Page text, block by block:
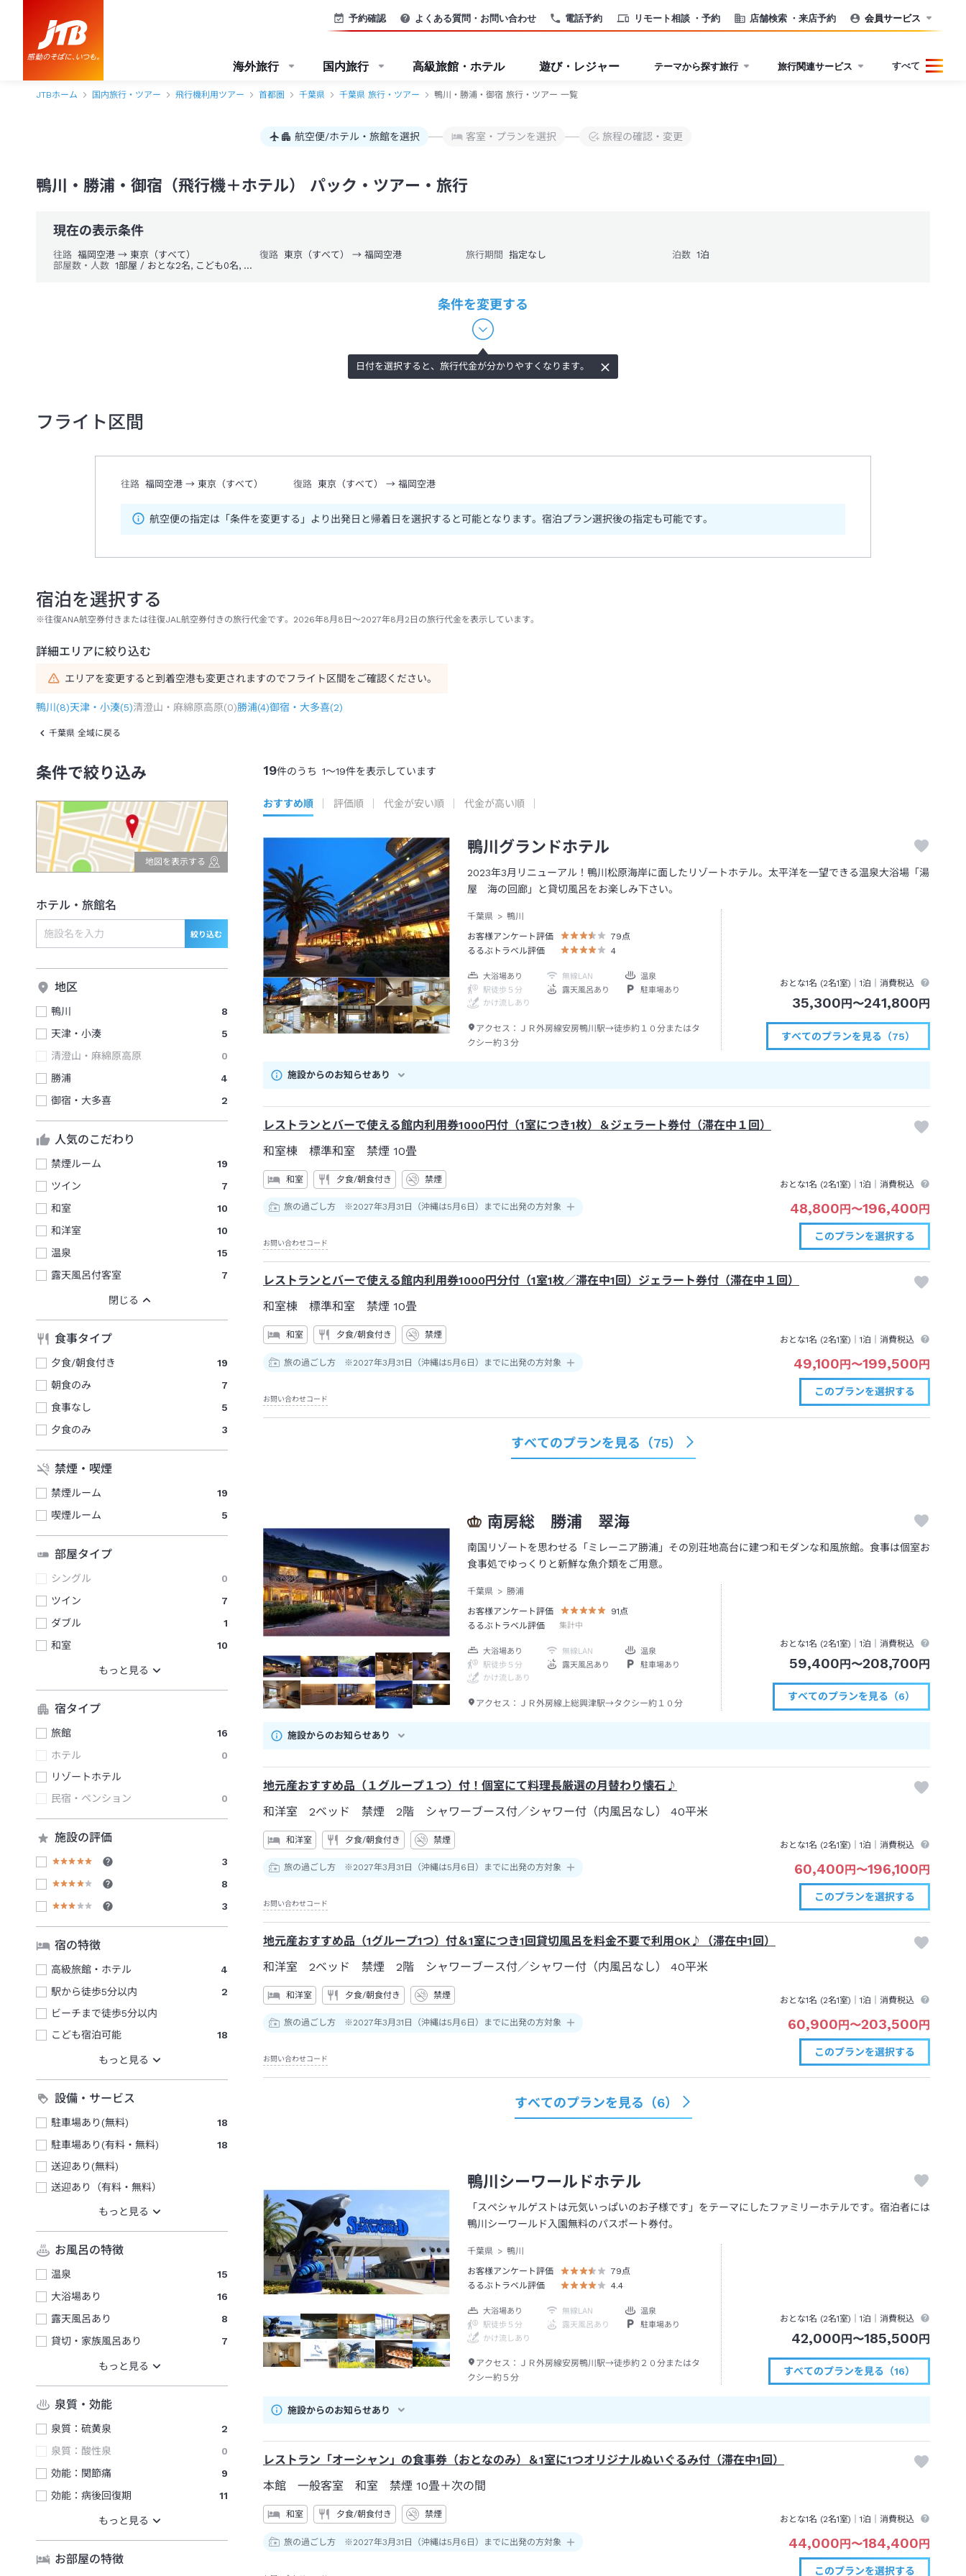
電話予約 リモート相談 ・予約 店舗検索 ・来店予約
予約確認 よくある質問・お問い合わせ 会員サービス
海外旅行 国内旅行 高級旅館・ホテル 遊び・レジャー テーマから探す旅行 旅行関連サービス すべて
JTBホーム 国内旅行・ツアー 飛行機利用ツアー 首都圏 千葉県 千葉県 旅行・ツアー 鴨川・勝浦・御宿 旅行・ツアー 一覧
航空便/ホテル・旅館を選択 客室・プランを選択 旅程の確認・変更
鴨川・勝浦・御宿（飛行機＋ホテル） パック・ツアー・旅行
現在の表示条件
往路 福岡空港 → 東京（すべて） 復路 東京（すべて） → 福岡空港 旅行期間 指定なし 泊数 1泊
部屋数・人数
1部屋 / おとな2名, こども0名, 幼児0名
日付を選択すると、旅行代金が分かりやすくなります。
フライト区間
往路 福岡空港→ 東京（すべて） 復路 東京（すべて） → 福岡空港
航空便の指定は「条件を変更する」より出発日と帰着日を選択すると可能となります。宿泊プラン選択後の指定も可能です。
宿泊を選択する
※往復ANA航空券付きまたは往復JAL航空券付きの旅行代金です。2026年8月8日～2027年8月2日の旅行代金を表示しています。
詳細エリアに絞り込む
エリアを変更すると到着空港も変更されますのでフライト区間をご確認ください。
鴨川 (8)天津・小湊(5)清澄山・麻綿原高原(0)勝浦(4)御宿・大多喜(2)
千葉県 全域に戻る
条件で絞り込み
地図を表示する
ホテル・旅館名
絞り込む
地区
鴨川
8
天津・小湊
5
清澄山・麻綿原高原
0
勝浦
4
御宿・大多喜
2
人気のこだわり
禁煙ルーム
19
ツイン
7
和室
10
和洋室
10
温泉
15
露天風呂付客室
7
食事タイプ
夕食/朝食付き
19
朝食のみ
7
食事なし
5
夕食のみ
3
禁煙・喫煙
禁煙ルーム
19
喫煙ルーム
5
部屋タイプ
シングル
0
ツイン
7
ダブル
1
和室
10
宿タイプ
旅館
16
ホテル
0
リゾートホテル
民宿・ペンション
0
施設の評価
3
8
3
宿の特徴
高級旅館・ホテル
4
駅から徒歩5分以内
2
ビーチまで徒歩5分以内
こども宿泊可能
18
設備・サービス
駐車場あり(無料)
18
駐車場あり(有料・無料)
18
送迎あり(無料)
送迎あり（有料・無料）
お風呂の特徴
温泉
15
大浴場あり
16
露天風呂あり
8
貸切・家族風呂あり
7
泉質・効能
泉質：硫黄泉
2
泉質：酸性泉
0
効能：関節痛
9
効能：病後回復期
11
お部屋の特徴
19件のうち 1～19件を表示しています
おすすめ順 評価順 代金が安い順 代金が高い順
鴨川グランドホテル
2023年3月リニューアル！鴨川松原海岸に面したリゾートホテル。太平洋を一望できる温泉大浴場「湯
屋 海の回廊」と貸切風呂をお楽しみ下さい。
千葉県
鴨川
お客様アンケート評価
79 点
るるぶトラベル評価
4
大浴場あり 無線LAN
温泉
駅徒歩５分
露天風呂あり
駐車場あり
かけ流しあり
アクセス： ＪＲ外房線安房鴨川駅→徒歩約１０分またはタ
クシー約３分
おとな1名 (2名1室)｜1泊 ｜消費税込
35,300 円 〜241,800 円
すべてのプランを見る（75）
施設からのお知らせあり
レストランとバーで使える館内利用券1000円付（1室につき1枚）＆ジェラート券付（滞在中１回）
和室棟 標準和室 禁煙 10畳
和室 夕食/朝食付き 禁煙
旅の過ごし方 ※2027年3月31日（沖縄は5月6日）までに出発の方対象
おとな1名 (2名1室)｜1泊 ｜消費税込
48,800円〜196,400円
お問い合わせコード
このプランを選択する
レストランとバーで使える館内利用券1000円分付（1室1枚／滞在中1回）ジェラート券付（滞在中１回）
和室棟 標準和室 禁煙 10畳
和室 夕食/朝食付き 禁煙
旅の過ごし方 ※2027年3月31日（沖縄は5月6日）までに出発の方対象
おとな1名 (2名1室)｜1泊 ｜消費税込
49,100 円 〜199,500 円
お問い合わせコード
このプランを選択する
すべてのプランを見る（75）
南房総 勝浦 翠海
南国リゾートを思わせる「ミレーニア勝浦」その別荘地高台に建つ和モダンな和風旅館。食事は個室お
食事処でゆっくりと新鮮な魚介類をご用意。
千葉県
勝浦
お客様アンケート評価
91 点
るるぶトラベル評価
集計中
大浴場あり 無線LAN
温泉
駅徒歩５分
露天風呂あり
駐車場あり
かけ流しあり
アクセス： ＪＲ外房線上総興津駅→タクシー約１０分
おとな1名 (2名1室)｜1泊 ｜消費税込
59,400 円 〜208,700 円
すべてのプランを見る（6）
施設からのお知らせあり
地元産おすすめ品（１グループ１つ）付！個室にて料理長厳選の月替わり懐石♪
和洋室 2ベッド 禁煙 2階 シャワーブース付／シャワー付（内風呂なし） 40平米
和洋室 夕食/朝食付き 禁煙
旅の過ごし方 ※2027年3月31日（沖縄は5月6日）までに出発の方対象
おとな1名 (2名1室)｜1泊 ｜消費税込
60,400円〜196,100円
お問い合わせコード
このプランを選択する
地元産おすすめ品（1グループ1つ）付＆1室につき1回貸切風呂を料金不要で利用OK♪（滞在中1回）
和洋室 2ベッド 禁煙 2階 シャワーブース付／シャワー付（内風呂なし） 40平米
和洋室 夕食/朝食付き 禁煙
旅の過ごし方 ※2027年3月31日（沖縄は5月6日）までに出発の方対象
おとな1名 (2名1室)｜1泊 ｜消費税込
60,900円〜203,500円
お問い合わせコード
このプランを選択する
すべてのプランを見る（6）
鴨川シーワールドホテル
「スペシャルゲストは元気いっぱいのお子様です」をテーマにしたファミリーホテルです。宿泊者には
鴨川シーワールド入園無料のパスポート券付。
千葉県
鴨川
お客様アンケート評価
79点
るるぶトラベル評価
4.4
大浴場あり 無線LAN
温泉
駅徒歩５分
露天風呂あり
駐車場あり
かけ流しあり
アクセス： ＪＲ外房線安房鴨川駅→徒歩約２０分またはタ
クシー約５分
おとな1名 (2名1室)｜1泊 ｜消費税込
42,000円〜185,500円
すべてのプランを見る（16）
施設からのお知らせあり
レストラン「オーシャン」の食事券（おとなのみ）＆1室に1つオリジナルぬいぐるみ付（滞在中1回）
本館 一般客室 和室 禁煙 10畳＋次の間
和室 夕食/朝食付き 禁煙
旅の過ごし方 ※2027年3月31日（沖縄は5月6日）までに出発の方対象
おとな1名 (2名1室)｜1泊 ｜消費税込
44,000 円 〜184,400 円
このプランを選択する